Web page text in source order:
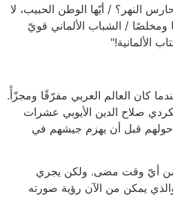
النهر؟ / أيّها الوطن الحبيب، لا
/ الشباب الألماني قويّ
الألمانية!"
كان العالم العربي مفرّقًا ومجزّأً.
صلاح الدين الأيوبي عشرات
حولهم قبل أن يهزم جيشهم في
من أيّ وقت مضى. ولكن يجري
يمكن من الآن رؤية صورته